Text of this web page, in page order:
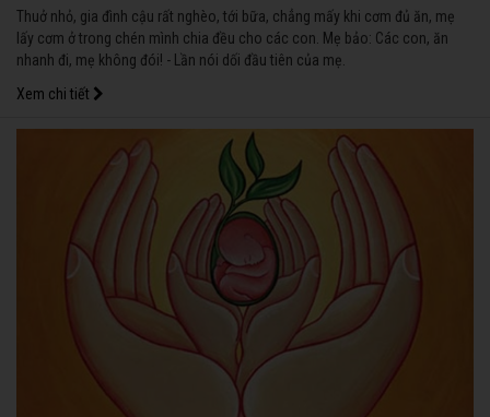
Thuở nhỏ, gia đình cậu rất nghèo, tới bữa, chẳng mấy khi cơm đủ ăn, mẹ
lấy cơm ở trong chén mình chia đều cho các con. Mẹ bảo: Các con, ăn
nhanh đi, mẹ không đói! - Lần nói dối đầu tiên của mẹ.
Xem chi tiết